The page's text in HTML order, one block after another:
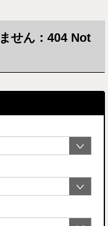
せん：404 Not